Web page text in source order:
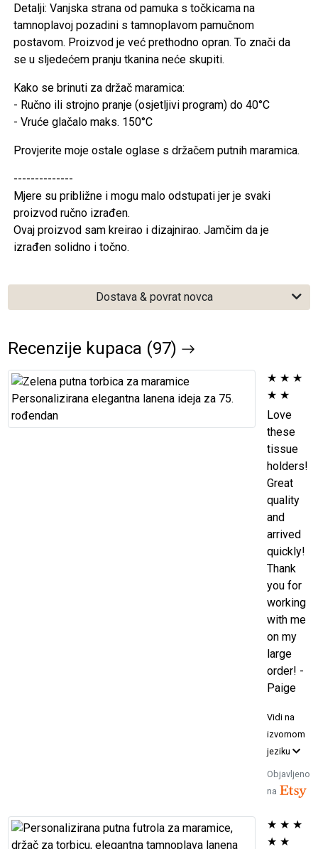
Detalji: Vanjska strana od pamuka s točkicama na
tamnoplavoj pozadini s tamnoplavom pamučnom
postavom. Proizvod je već prethodno opran. To znači da
se u sljedećem pranju tkanina neće skupiti.
Kako se brinuti za držač maramica:
- Ručno ili strojno pranje (osjetljivi program) do 40°C
- Vruće glačalo maks. 150°C
Provjerite moje ostale oglase s držačem putnih maramica.
--------------
Mjere su približne i mogu malo odstupati jer je svaki
proizvod ručno izrađen.
Ovaj proizvod sam kreirao i dizajnirao. Jamčim da je
izrađen solidno i točno.
Dostava & povrat novca
Recenzije kupaca (97)
★ ★ ★
★ ★
Love
these
tissue
holders!
Great
quality
and
arrived
quickly!
Thank
you for
working
with me
on my
large
order! -
Paige
Vidi na
izvornom
jeziku
Objavljeno
na
★ ★ ★
★ ★